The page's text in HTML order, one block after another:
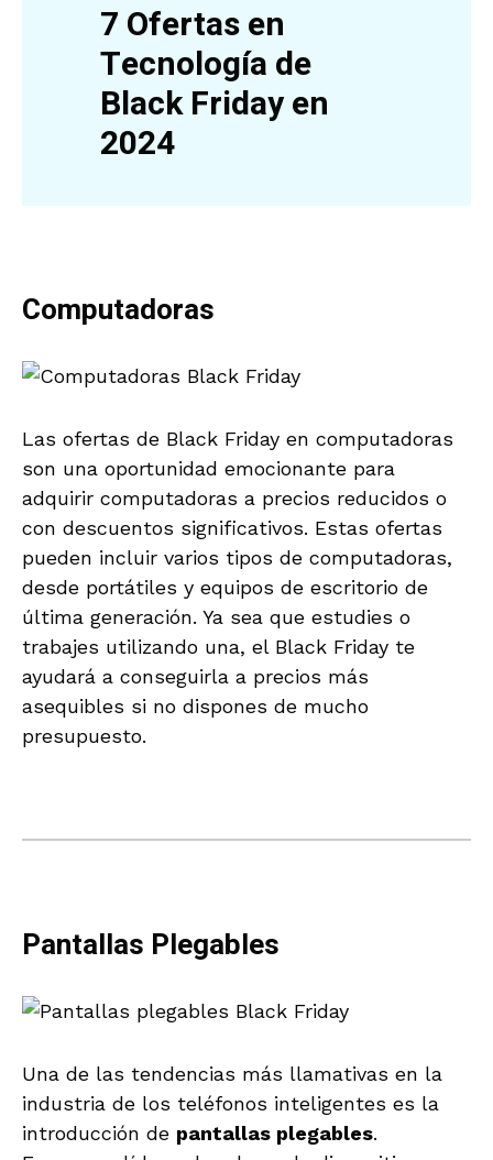
7 Ofertas en
Tecnología de
Black Friday en
2024
Computadoras
Las ofertas de Black Friday en computadoras
son una oportunidad emocionante para
adquirir computadoras a precios reducidos o
con descuentos significativos. Estas ofertas
pueden incluir varios tipos de computadoras,
desde portátiles y equipos de escritorio de
última generación. Ya sea que estudies o
trabajes utilizando una, el Black Friday te
ayudará a conseguirla a precios más
asequibles si no dispones de mucho
presupuesto.
Pantallas Plegables
Una de las tendencias más llamativas en la
industria de los teléfonos inteligentes es la
introducción de pantallas plegables.